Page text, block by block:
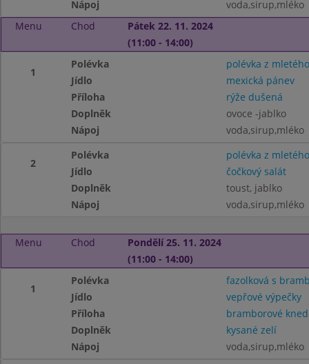
Nápoj
voda,sirup,mléko
Menu
Chod
Pátek 22. 11. 2024
(11:00 - 14:00)
1
Polévka
polévka z
Jídlo
mexická pánev
Příloha
rýže dušená
Doplněk
ovoce -jablko
Nápoj
voda,sirup,mléko
2
Polévka
polévka z
Jídlo
čočkový salát
Doplněk
toust, jablko
Nápoj
voda,sirup,mléko
Menu Chod
Pondělí 25. 11. 2024
(11:00 - 14:00)
1
Polévka
fazolková s
Jídlo
vepřové výpečky
Příloha
bramborové
Doplněk
kysané zelí
Nápoj
voda,sirup,mléko